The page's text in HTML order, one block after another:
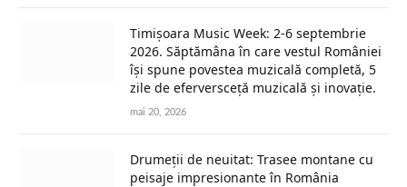
Timișoara Music Week: 2-6 septembrie
2026. Săptămâna în care vestul României
își spune povestea muzicală completă, 5
zile de eferversceță muzicală și inovație.
mai 20, 2026
Drumeții de neuitat: Trasee montane cu
peisaje impresionante în România